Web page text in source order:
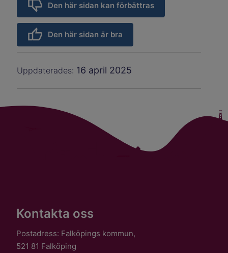
Den här sidan kan förbättras
Den här sidan är bra
Uppdaterades: 16 april 2025
Kontakta oss
Postadress: Falköpings kommun,
521 81 Falköping